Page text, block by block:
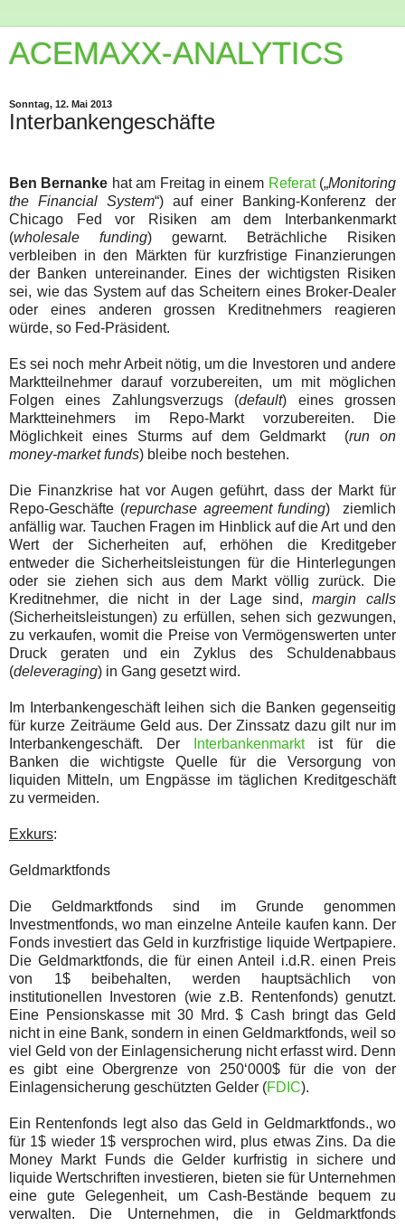
ACEMAXX-ANALYTICS
Sonntag, 12. Mai 2013
Interbankengeschäfte
Ben Bernanke hat am Freitag in einem Referat(„Monitoring
the Financial System“) auf einer Banking-Konferenz der
Chicago Fed vor Risiken am dem Interbankenmarkt
(wholesale funding) gewarnt. Beträchliche Risiken
verbleiben in den Märkten für kurzfristige Finanzierungen
der Banken untereinander. Eines der wichtigsten Risiken
sei, wie das System auf das Scheitern eines Broker-Dealer
oder eines anderen grossen Kreditnehmers reagieren
würde, so Fed-Präsident.
Es sei noch mehr Arbeit nötig, um die Investoren und andere
Marktteilnehmer darauf vorzubereiten, um mit möglichen
Folgen eines Zahlungsverzugs (default) eines grossen
Marktteinehmers im Repo-Markt vorzubereiten. Die
Möglichkeit eines Sturms auf dem Geldmarkt (run on
money-market funds) bleibe noch bestehen.
Die Finanzkrise hat vor Augen geführt, dass der Markt für
Repo-Geschäfte (repurchase agreement funding) ziemlich
anfällig war. Tauchen Fragen im Hinblick auf die Art und den
Wert der Sicherheiten auf, erhöhen die Kreditgeber
entweder die Sicherheitsleistungen für die Hinterlegungen
oder sie ziehen sich aus dem Markt völlig zurück. Die
Kreditnehmer, die nicht in der Lage sind,margin calls
(Sicherheitsleistungen) zu erfüllen, sehen sich gezwungen,
zu verkaufen, womit die Preise von Vermögenswerten unter
Druck geraten und ein Zyklus des Schuldenabbaus
(deleveraging) in Gang gesetzt wird.
Im Interbankengeschäft leihen sich die Banken gegenseitig
für kurze Zeiträume Geld aus. Der Zinssatz dazu gilt nur im
Interbankengeschäft. Der
Interbankenmarktist für die
Banken die wichtigste Quelle für die Versorgung von
liquiden Mitteln, um Engpässe im täglichen Kreditgeschäft
zu vermeiden.
Exkurs:
Geldmarktfonds
Die Geldmarktfonds sind im Grunde genommen
Investmentfonds, wo man einzelne Anteile kaufen kann. Der
Fonds investiert das Geld in kurzfristige liquide Wertpapiere.
Die Geldmarktfonds, die für einen Anteil i.d.R. einen Preis
von 1$ beibehalten, werden hauptsächlich von
institutionellen Investoren (wie z.B. Rentenfonds) genutzt.
Eine Pensionskasse mit 30 Mrd. $ Cash bringt das Geld
nicht in eine Bank, sondern in einen Geldmarktfonds, weil so
viel Geld von der Einlagensicherung nicht erfasst wird. Denn
es gibt eine Obergrenze von 250‘000$ für die von der
Einlagensicherung geschützten Gelder (FDIC).
Ein Rentenfonds legt also das Geld in Geldmarktfonds., wo
für 1$ wieder 1$ versprochen wird, plus etwas Zins. Da die
Money Markt Funds die Gelder kurfristig in sichere und
liquide Wertschriften investieren, bieten sie für Unternehmen
eine gute Gelegenheit, um Cash-Bestände bequem zu
verwalten. Die Unternehmen, die in Geldmarktfonds